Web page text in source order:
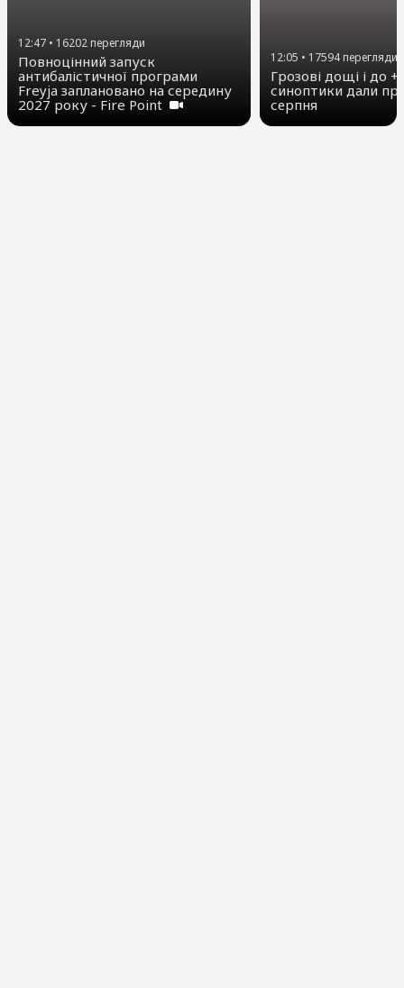
12:47 • 16202 перегляди
Повноцінний запуск
антибалістичної програми
Freyja заплановано на середину
2027 року - Fire Point
12:05 • 17594перегляди
Грозові дощі і до
синоптики дали
серпня